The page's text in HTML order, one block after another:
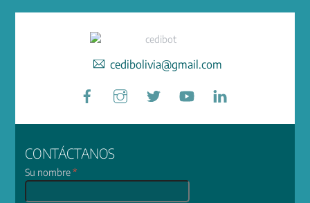
cedibolivia@gmail.com
Facebook
CONTÁCTANOS
Su nombre*